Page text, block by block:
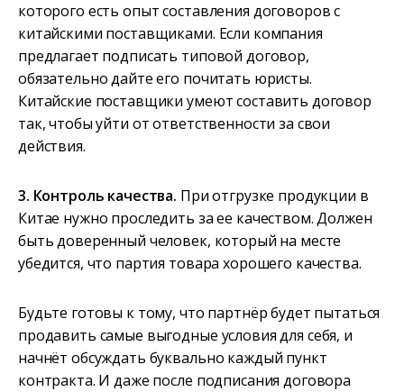
которого есть опыт составления договоров с
китайскими поставщиками. Если компания
предлагает подписать типовой договор,
обязательно дайте его почитать юристы.
Китайские поставщики умеют составить договор
так, чтобы уйти от ответственности за свои
действия.
3. Контроль качества. При отгрузке продукции в
Китае нужно проследить за ее качеством. Должен
быть доверенный человек, который на месте
убедится, что партия товара хорошего качества.
Будьте готовы к тому, что партнёр будет пытаться
продавить самые выгодные условия для себя, и
начнёт обсуждать буквально каждый пункт
контракта. И даже после подписания договора